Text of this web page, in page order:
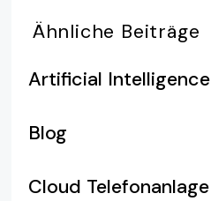
Ähnliche Beiträge
Artificial Intelligence
Blog
Cloud Telefonanlage